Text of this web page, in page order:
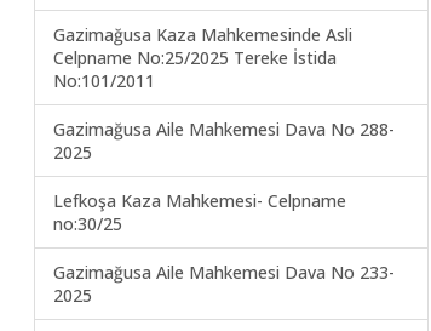
Gazimağusa Kaza Mahkemesinde Asli
Celpname No:25/2025 Tereke İstida
No:101/2011
Gazimağusa Aile Mahkemesi Dava No 288-
2025
Lefkoşa Kaza Mahkemesi- Celpname
no:30/25
Gazimağusa Aile Mahkemesi Dava No 233-
2025